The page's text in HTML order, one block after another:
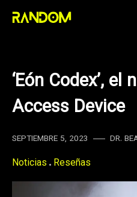
Skip
‘Eón Codex’,
Access Device
SEPTIEMBRE 5, 2023 DR.
Noticias Reseñas